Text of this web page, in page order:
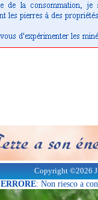
Copyright ©2026
ERRORE: Non riesco a